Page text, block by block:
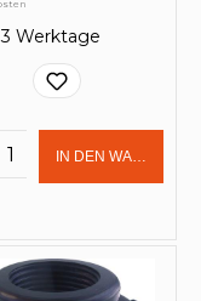
3 Werktage
Anzahl:
IN DEN